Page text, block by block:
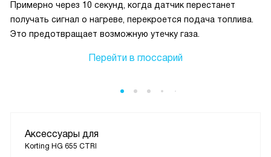
Примерно через 10 секунд, когда датчик перестанет
получать сигнал о нагреве, перекроется подача топлива.
Это предотвращает возможную утечку газа.
Перейти в глоссарий
Аксессуары для
Korting HG 655 CTRI